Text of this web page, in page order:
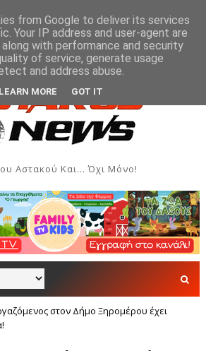
Μύτικας: Χρηματική συνεισφορά
Αστακού Και... Όχι Μόνο!
στον Δήμο Ξηρομέρου έχει
from Google to deliver its services
Your IP address and user-agent are
with performance and security
of service, generate usage
and address abuse.
LEARN MORE GOT IT